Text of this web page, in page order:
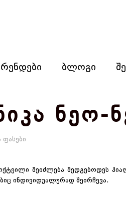
ბლოგი
ნეო-
შეიძლება შედგებოდეს
ინდივიდუალურად შეირჩევა.